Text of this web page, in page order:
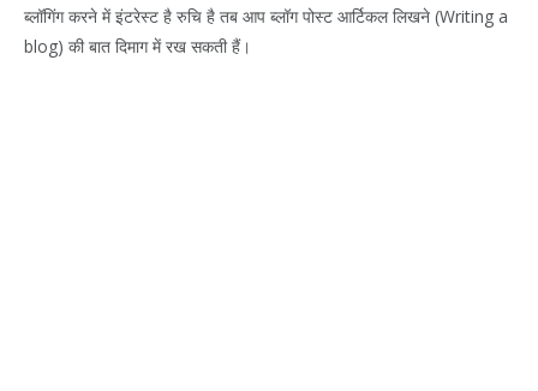
ब्लॉगिंग करने में इंटरेस्ट है रुचि है तब आप ब्लॉग पोस्ट आर्टिकल लिखने (Writing a
blog) की बात दिमाग में रख सकती हैं।